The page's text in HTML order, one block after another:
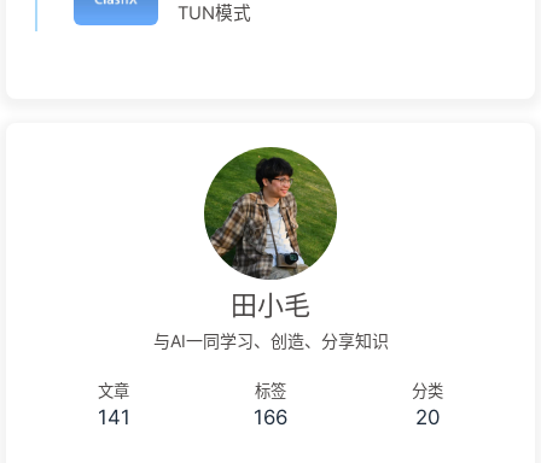
TUN模式
田小毛
与AI一同学习、创造、分享知识
文章
141
标签
166
分类
20